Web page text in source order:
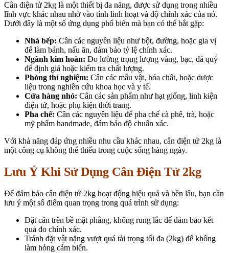
Cân điện tử 2kg là một thiết bị đa năng, được sử dụng trong nhiều
lĩnh vực khác nhau nhờ vào tính linh hoạt và độ chính xác của nó.
Dưới đây là một số ứng dụng phổ biến mà bạn có thể bắt gặp:
Nhà bếp: Cân các nguyên liệu như bột, đường, hoặc gia vị
để làm bánh, nấu ăn, đảm bảo tỷ lệ chính xác.
Ngành kim hoàn: Đo lường trọng lượng vàng, bạc, đá quý
để định giá hoặc kiểm tra chất lượng.
Phòng thí nghiệm: Cân các mẫu vật, hóa chất, hoặc dược
liệu trong nghiên cứu khoa học và y tế.
Cửa hàng nhỏ: Cân các sản phẩm như hạt giống, linh kiện
điện tử, hoặc phụ kiện thời trang.
Pha chế: Cân các nguyên liệu để pha chế cà phê, trà, hoặc
mỹ phẩm handmade, đảm bảo độ chuẩn xác.
Với khả năng đáp ứng nhiều nhu cầu khác nhau, cân điện tử 2kg là
một công cụ không thể thiếu trong cuộc sống hàng ngày.
Lưu Ý Khi Sử Dụng Cân Điện Tử 2kg
Để đảm bảo cân điện tử 2kg hoạt động hiệu quả và bền lâu, bạn cần
lưu ý một số điểm quan trọng trong quá trình sử dụng:
Đặt cân trên bề mặt phẳng, không rung lắc để đảm bảo kết
quả đo chính xác.
Tránh đặt vật nặng vượt quá tải trọng tối đa (2kg) để không
làm hỏng cảm biến.